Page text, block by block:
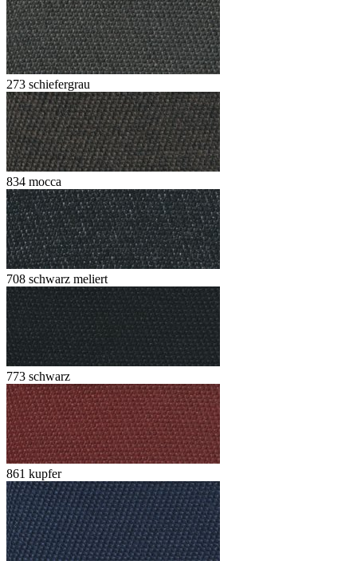
273 schiefergrau
834 mocca
708 schwarz meliert
773 schwarz
861 kupfer